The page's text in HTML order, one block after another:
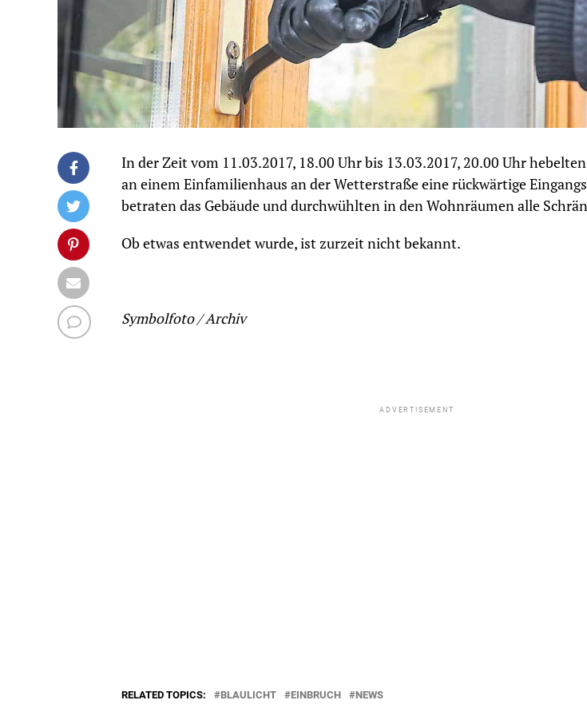
In der Zeit vom 11.03.2017, 18.00 Uhr bis 13.03.2017, 20.00 Uhr
an einem Einfamilienhaus an der Wetterstraße eine rückwärtige
betraten das Gebäude und durchwühlten in den Wohnräumen alle
Ob etwas entwendet wurde, ist zurzeit nicht bekannt.
Symbolfoto / Archiv
ADVERTISEMENT
RELATED TOPICS: BLAULICHT EINBRUCH NEWS